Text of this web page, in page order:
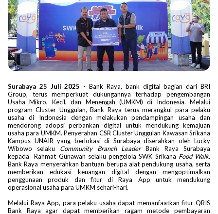
Surabaya 25 Juli 2025 -Bank Raya, bank digital bagian dari BRI
Group, terus memperkuat dukungannya terhadap pengembangan
Usaha Mikro, Kecil, dan Menengah (UMKM) di Indonesia. Melalui
program Cluster Unggulan, Bank Raya terus merangkul para pelaku
usaha di Indonesia dengan melakukan pendampingan usaha dan
mendorong adopsi perbankan digital untuk mendukung kemajuan
usaha para UMKM. Penyerahan CSR Cluster Unggulan Kawasan Srikana
Kampus UNAIR yang berlokasi di Surabaya diserahkan oleh Lucky
Wibowo selaku Community Branch LeaderBank Raya Surabaya
kepada Rahmat Gunawan selaku pengelola SWK Srikana Food Walk.
Bank Raya menyerahkan bantuan berupa alat pendukung usaha, serta
memberikan edukasi keuangan digital dengan mengoptimalkan
penggunaan produk dan fitur di Raya App untuk mendukung
operasional usaha para UMKM sehari-hari.
Melalui Raya App, para pelaku usaha dapat memanfaatkan fitur QRIS
Bank Raya agar dapat memberikan ragam metode pembayaran